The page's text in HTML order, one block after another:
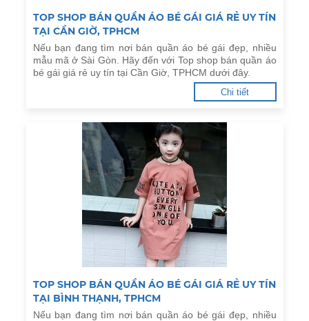
TOP SHOP BÁN QUẦN ÁO BÉ GÁI GIÁ RẺ UY TÍN
TẠI CẦN GIỜ, TPHCM
Nếu bạn đang tìm nơi bán quần áo bé gái đẹp, nhiều
mẫu mã ở Sài Gòn. Hãy đến với Top shop bán quần áo
bé gái giá rẻ uy tín tại Cần Giờ, TPHCM dưới đây.
Chi tiết
TOP SHOP BÁN QUẦN ÁO BÉ GÁI GIÁ RẺ UY TÍN
TẠI BÌNH THẠNH, TPHCM
Nếu bạn đang tìm nơi bán quần áo bé gái đẹp, nhiều